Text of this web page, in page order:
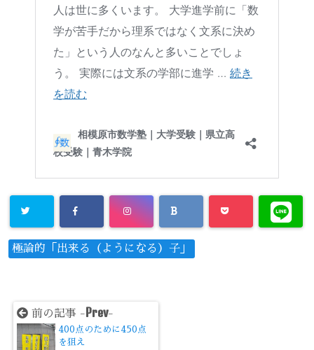
極論的「出来る（ようになる）子」
前の記事 - Prev-
400点のために450点
を狙え